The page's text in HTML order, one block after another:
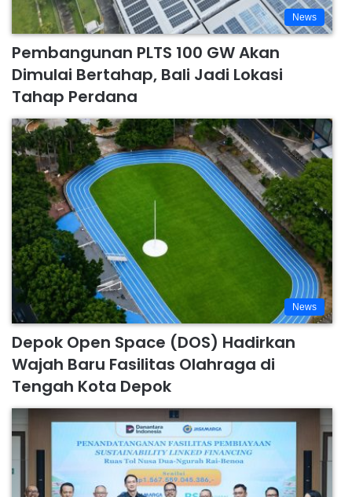
News
Pembangunan PLTS 100 GW Akan
Dimulai Bertahap, Bali Jadi Lokasi
Tahap Perdana
News
Depok Open Space (DOS) Hadirkan
Wajah Baru Fasilitas Olahraga di
Tengah Kota Depok